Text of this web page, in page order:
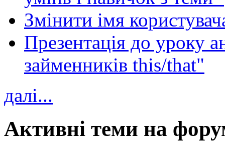
Змінити імя
Презентація до уроку
займенників this/that"
далі...
Активні теми на